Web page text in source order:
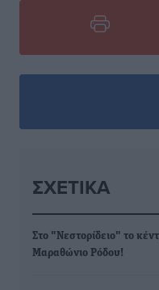
ΣΧΕΤΙΚΆ
Στο "Νεστορίδειο" το
Μαραθώνιο Ρόδου!